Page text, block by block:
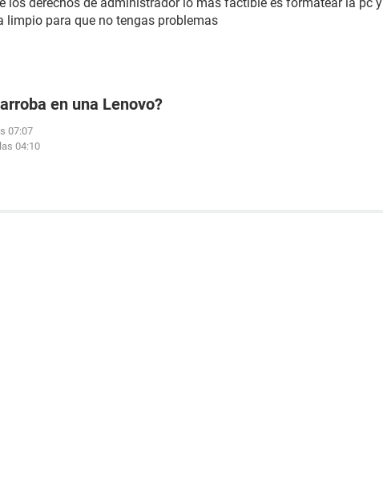
limpio para que no tengas problemas
en una Lenovo?
07:07
04:10